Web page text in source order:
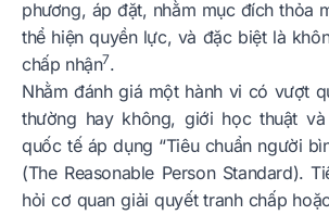
phương, áp đặt, nhằm mục đích thỏa
thể hiện quyền lực, và đặc biệt là
chấp nhận7.
Nhằm đánh giá một hành vi có vượt
thường hay không, giới học thuật
quốc tế áp dụng “Tiêu chuẩn người
(The Reasonable Person Standard).
hỏi cơ quan giải quyết tranh chấp